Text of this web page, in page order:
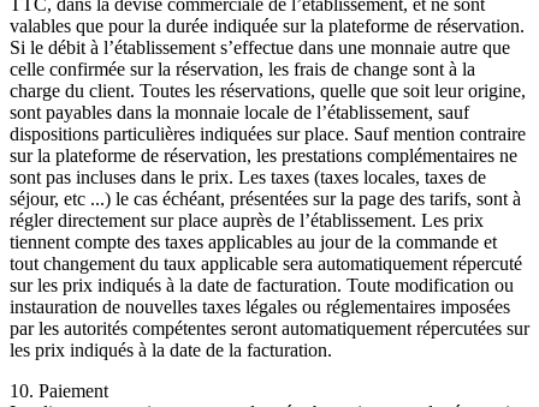
TTC, dans la devise commerciale de l’établissement, et ne sont
valables que pour la durée indiquée sur la plateforme de réservation.
Si le débit à l’établissement s’effectue dans une monnaie autre que
celle confirmée sur la réservation, les frais de change sont à la
charge du client. Toutes les réservations, quelle que soit leur origine,
sont payables dans la monnaie locale de l’établissement, sauf
dispositions particulières indiquées sur place. Sauf mention contraire
sur la plateforme de réservation, les prestations complémentaires ne
sont pas incluses dans le prix. Les taxes (taxes locales, taxes de
séjour, etc ...) le cas échéant, présentées sur la page des tarifs, sont à
régler directement sur place auprès de l’établissement. Les prix
tiennent compte des taxes applicables au jour de la commande et
tout changement du taux applicable sera automatiquement répercuté
sur les prix indiqués à la date de facturation. Toute modification ou
instauration de nouvelles taxes légales ou réglementaires imposées
par les autorités compétentes seront automatiquement répercutées sur
les prix indiqués à la date de la facturation.
10. Paiement